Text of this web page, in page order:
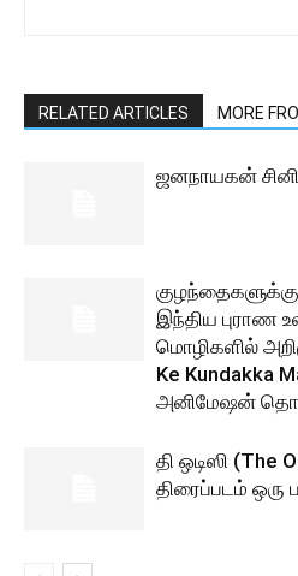
RELATED ARTICLES MORE
ஜனநாயகன்
இந்திய புராண
மொழிகளில்
Ke Kundakka
அனிமேஷன்
தி ஒடிஸி (The
திரைப்படம் ஒரு